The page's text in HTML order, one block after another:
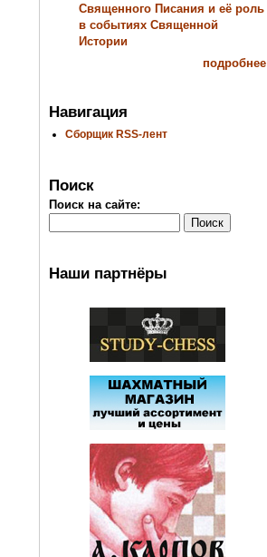
Священного Писания и её роль
в событиях Священной
Истории
подробнее
Навигация
Сборщик RSS-лент
Поиск
Поиск на сайте:
Наши партнёры